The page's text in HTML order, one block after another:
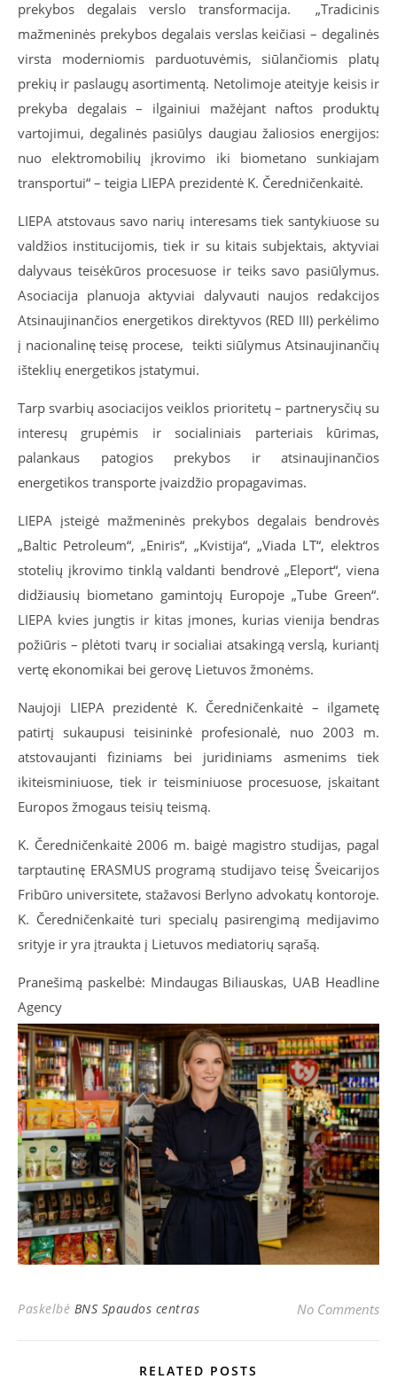
prekybos degalais verslo transformacija. „Tradicinis
mažmeninės prekybos degalais verslas keičiasi – degalinės
virsta moderniomis parduotuvėmis, siūlančiomis platų
prekių ir paslaugų asortimentą. Netolimoje ateityje keisis ir
prekyba degalais – ilgainiui mažėjant naftos produktų
vartojimui, degalinės pasiūlys daugiau žaliosios energijos:
nuo elektromobilių įkrovimo iki biometano sunkiajam
transportui“ – teigia LIEPA prezidentė K. Čeredničenkaitė.
LIEPA atstovaus savo narių interesams tiek santykiuose su
valdžios institucijomis, tiek ir su kitais subjektais, aktyviai
dalyvaus teisėkūros procesuose ir teiks savo pasiūlymus.
Asociacija planuoja aktyviai dalyvauti naujos redakcijos
Atsinaujinančios energetikos direktyvos (RED III) perkėlimo
į nacionalinę teisę procese, teikti siūlymus Atsinaujinančių
išteklių energetikos įstatymui.
Tarp svarbių asociacijos veiklos prioritetų – partnerysčių su
interesų grupėmis ir socialiniais parteriais kūrimas,
palankaus patogios prekybos ir atsinaujinančios
energetikos transporte įvaizdžio propagavimas.
LIEPA įsteigė mažmeninės prekybos degalais bendrovės
„Baltic Petroleum“, „Eniris“, „Kvistija“, „Viada LT“, elektros
stotelių įkrovimo tinklą valdanti bendrovė „Eleport“, viena
didžiausių biometano gamintojų Europoje „Tube Green“.
LIEPA kvies jungtis ir kitas įmones, kurias vienija bendras
požiūris – plėtoti tvarų ir socialiai atsakingą verslą, kuriantį
vertę ekonomikai bei gerovę Lietuvos žmonėms.
Naujoji LIEPA prezidentė K. Čeredničenkaitė – ilgametę
patirtį sukaupusi teisininkė profesionalė, nuo 2003 m.
atstovaujanti fiziniams bei juridiniams asmenims tiek
ikiteisminiuose, tiek ir teisminiuose procesuose, įskaitant
Europos žmogaus teisių teismą.
K. Čeredničenkaitė 2006 m. baigė magistro studijas, pagal
tarptautinę ERASMUS programą studijavo teisę Šveicarijos
Fribūro universitete, stažavosi Berlyno advokatų kontoroje.
K. Čeredničenkaitė turi specialų pasirengimą medijavimo
srityje ir yra įtraukta į Lietuvos mediatorių sąrašą.
Pranešimą paskelbė: Mindaugas Biliauskas, UAB Headline
Agency
Paskelbė BNS Spaudos centras No Comments
RELATED POSTS